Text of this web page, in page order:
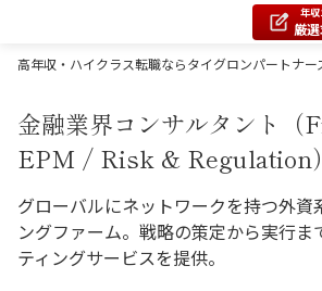
年
厳
高年収・ハイクラス転職ならタイグロンパートナー
金融業界コンサルタント（
EPM / Risk & Regulation
グローバルにネットワークを持つ外資
ングファーム。戦略の策定から実行ま
ティングサービスを提供。